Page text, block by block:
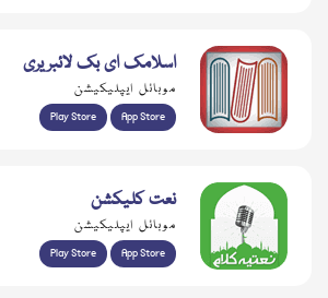
اسلامک ای بک لائبریری
موبائل ایپلیکیشن
Play Store App Store
نعت کلیکشن
موبائل ایپلیکیشن
Play Store App Store